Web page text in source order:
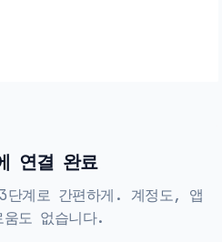
연결 완료
계로 간편하게. 계정도, 앱
도 없습니다.